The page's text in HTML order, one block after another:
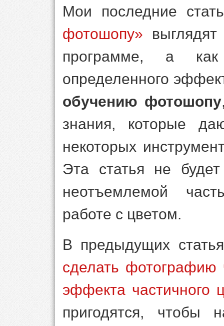
Мои последние
фотошопу»
программе, а
определенного
обучению фотошопу
знания, которые
некоторых
Эта статья не
неотъемлемой
работе с цветом.
В предыдущих
сделать фотографию
эффекта частичного
пригодятся, чтобы